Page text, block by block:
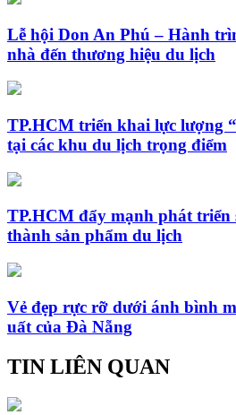
Lễ hội Don An Phú – Hành
nhà đến thương hiệu du lịch
TP.HCM triển khai lực lượng
tại các khu du lịch trọng điểm
TP.HCM đẩy mạnh phát triển
thành sản phẩm du lịch
Vẻ đẹp rực rỡ dưới ánh bình
uất của Đà Nẵng
TIN LIÊN QUAN